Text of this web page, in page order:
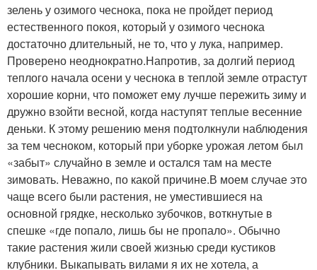
зелень у озимого чеснока, пока не пройдет период
естественного покоя, который у озимого чеснока
достаточно длительный, не то, что у лука, например.
Проверено неоднократно.Напротив, за долгий период
теплого начала осени у чеснока в теплой земле отрастут
хорошие корни, что поможет ему лучше пережить зиму и
дружно взойти весной, когда наступят теплые весенние
деньки. К этому решению меня подтолкнули наблюдения
за тем чесноком, который при уборке урожая летом был
«забыт» случайно в земле и остался там на месте
зимовать. Неважно, по какой причине.В моем случае это
чаще всего были растения, не уместившиеся на
основной грядке, несколько зубочков, воткнутые в
спешке «где попало, лишь бы не пропало». Обычно
такие растения жили своей жизнью среди кустиков
клубники. Выкапывать вилами я их не хотела, а